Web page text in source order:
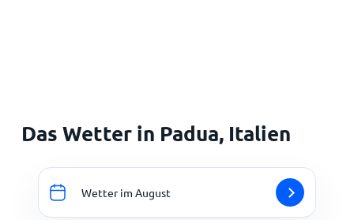
Das Wetter in Padua, Italien
Wetter im August